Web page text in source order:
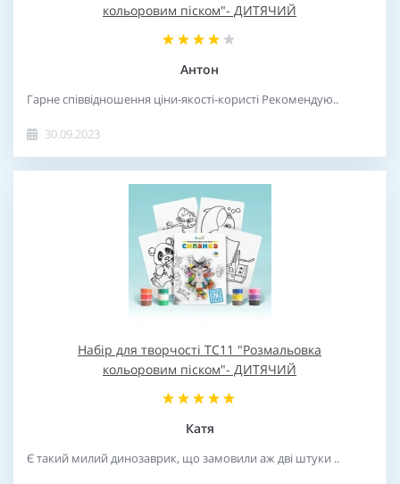
кольоровим піском"- ДИТЯЧИЙ
Антон
Гарне співвідношення ціни-якості-користі Рекомендую..
30.09.2023
Набір для творчості TC11 "Розмальовка
кольоровим піском"- ДИТЯЧИЙ
Катя
Є такий милий динозаврик, що замовили аж дві штуки ..